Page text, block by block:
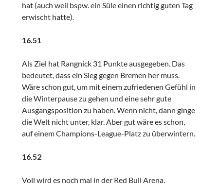
hat (auch weil bspw. ein Süle einen richtig guten Tag
erwischt hatte).
16.51
Als Ziel hat Rangnick 31 Punkte ausgegeben. Das
bedeutet, dass ein Sieg gegen Bremen her muss.
Wäre schon gut, um mit einem zufriedenen Gefühl in
die Winterpause zu gehen und eine sehr gute
Ausgangsposition zu haben. Wenn nicht, dann ginge
die Welt nicht unter, klar. Aber gut wäre es schon,
auf einem Champions-League-Platz zu überwintern.
16.52
Voll wird es noch mal in der Red Bull Arena.